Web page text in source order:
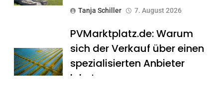
Tanja Schiller 7. August 2026
PVMarktplatz.de: Warum
sich der Verkauf über einen
spezialisierten Anbieter
lohnt